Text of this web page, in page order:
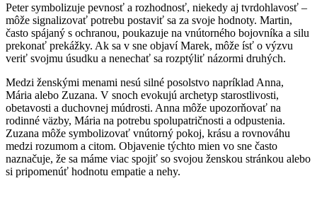
Peter symbolizuje pevnosť a rozhodnosť, niekedy aj tvrdohlavosť –
môže signalizovať potrebu postaviť sa za svoje hodnoty. Martin,
často spájaný s ochranou, poukazuje na vnútorného bojovníka a silu
prekonať prekážky. Ak sa v sne objaví Marek, môže ísť o výzvu
veriť svojmu úsudku a nenechať sa rozptýliť názormi druhých.
Medzi ženskými menami nesú silné posolstvo napríklad Anna,
Mária alebo Zuzana. V snoch evokujú archetyp starostlivosti,
obetavosti a duchovnej múdrosti. Anna môže upozorňovať na
rodinné väzby, Mária na potrebu spolupatričnosti a odpustenia.
Zuzana môže symbolizovať vnútorný pokoj, krásu a rovnováhu
medzi rozumom a citom. Objavenie týchto mien vo sne často
naznačuje, že sa máme viac spojiť so svojou ženskou stránkou alebo
si pripomenúť hodnotu empatie a nehy.